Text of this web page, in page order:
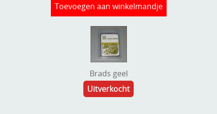
Toevoegen aan winkelmandje
Brads geel
Uitverkocht